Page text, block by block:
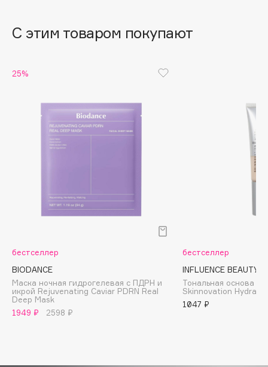
Beverly Hills Polo Club
Bioderma
Biorepair
BOOMSHOP
Bvlgari
by TERRY
BY WISHTREND
Byredo
С этим товаром покупают
25%
бестселлер
BIODANCE
Маска ночная гидрогелевая с ПДРН и
икрой Rejuvenating Caviar PDRN Real
Deep Mask
1949 ₽
2598 ₽
бестселлер
INFLUENCE BEAUTY
Тональная основа
Skinnovation Hydra
1047 ₽